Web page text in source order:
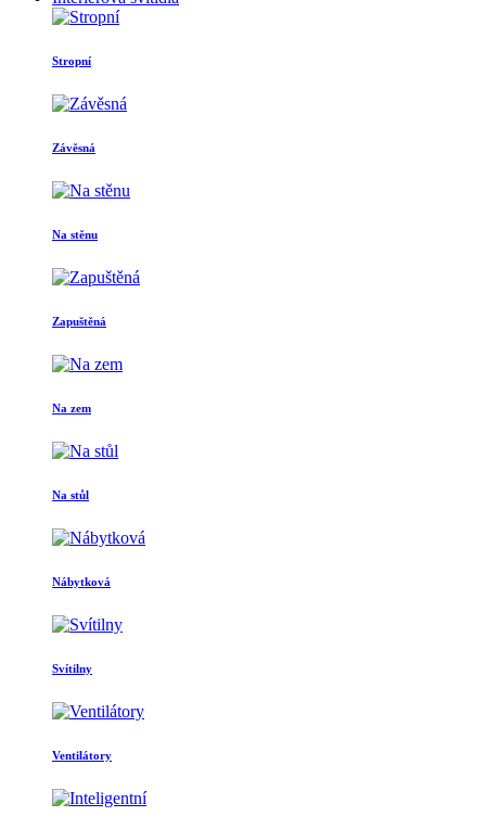
Stropní
Závěsná
Na stěnu
Zapuštěná
Na zem
Na stůl
Nábytková
Svítilny
Ventilátory